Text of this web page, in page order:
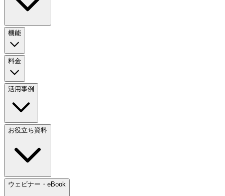
機能
料金
活用事例
お役立ち資料
ウェビナー・eBook